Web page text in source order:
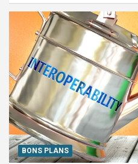
BONS PLANS